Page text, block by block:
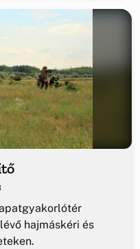
hajmáskéri és